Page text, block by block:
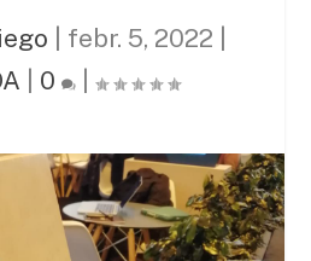
febr. 5, 2022
0 |